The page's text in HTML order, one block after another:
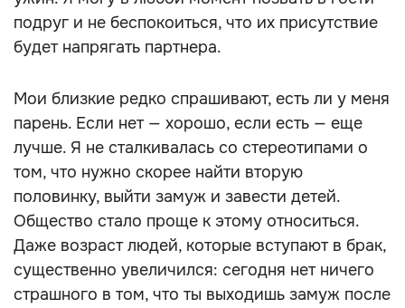
подруг и не беспокоиться, что их присутствие
будет напрягать партнера.
Мои близкие редко спрашивают, есть ли у меня
парень. Если нет — хорошо, если есть — еще
лучше. Я не сталкивалась со стереотипами о
том, что нужно скорее найти вторую
половинку, выйти замуж и завести детей.
Общество стало проще к этому относиться.
Даже возраст людей, которые вступают в брак,
существенно увеличился: cегодня нет ничего
страшного в том, что ты выходишь замуж после